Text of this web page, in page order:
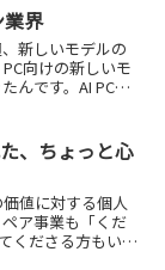
ります。今の部
ップ...
界
新しいモデルの
向けの新しいモ
んです。AI PCと
め”のモデルが人
、ちょっと心
値に対する個人
ア事業も「くだ
くださる方もい